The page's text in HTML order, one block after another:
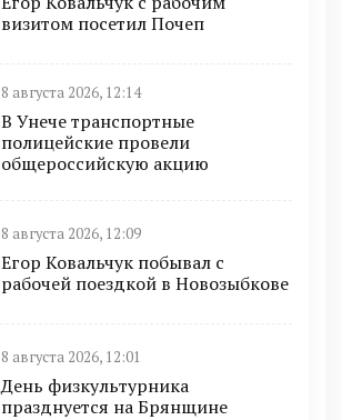
визитом посетил Почеп
8 августа 2026, 12:14
В Унече транспортные
полицейские провели
общероссийскую акцию
8 августа 2026, 12:09
Егор Ковальчук побывал с
рабочей поездкой в Новозыбкове
8 августа 2026, 12:01
День физкультурника
празднуется на Брянщине